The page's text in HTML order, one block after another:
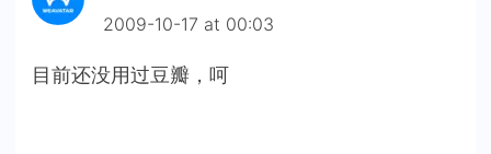
2009-10-17 at 00:03
目前还没用过豆瓣，呵